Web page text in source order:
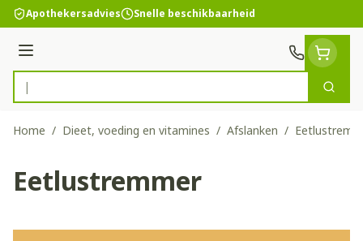
Ga naar de inhoud
Apothekersadvies Snelle beschikbaarheid
Menu
Product, merk, categorie...
Zoek
Home / Dieet, voeding en vitamines / Afslanken /
Eetlustremmer